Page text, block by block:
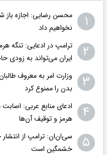
۱
محسن رضایی: اجازه باز
نخواهیم داد
۲
ترامپ در ادعایی: تنگه
ایران می‌تواند به‌
۳
وزارت امر به معروف
بدن را ممنوع کرد
۴
ادعای منابع عربی:
هرمز و توقیف آن‌ها
۵
سی‌ان‌ان: ترامپ از انتشار
خشمگین است